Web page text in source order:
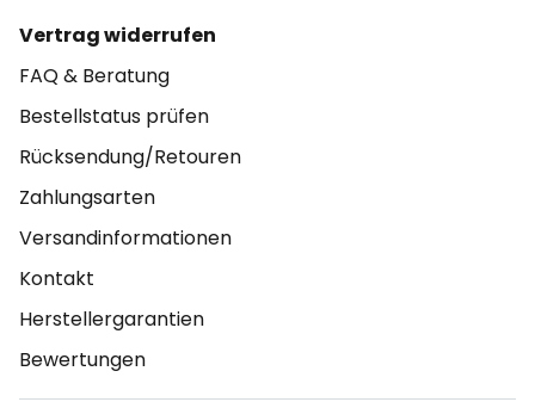
Vertrag widerrufen
FAQ & Beratung
Bestellstatus prüfen
Rücksendung/Retouren
Zahlungsarten
Versandinformationen
Kontakt
Herstellergarantien
Bewertungen